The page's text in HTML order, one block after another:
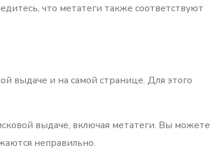
что метатеги также соответствуют
выдаче и на самой странице. Для этого
выдаче, включая метатеги. Вы можете
неправильно.